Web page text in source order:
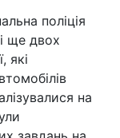
поліція
ще двох
які
на